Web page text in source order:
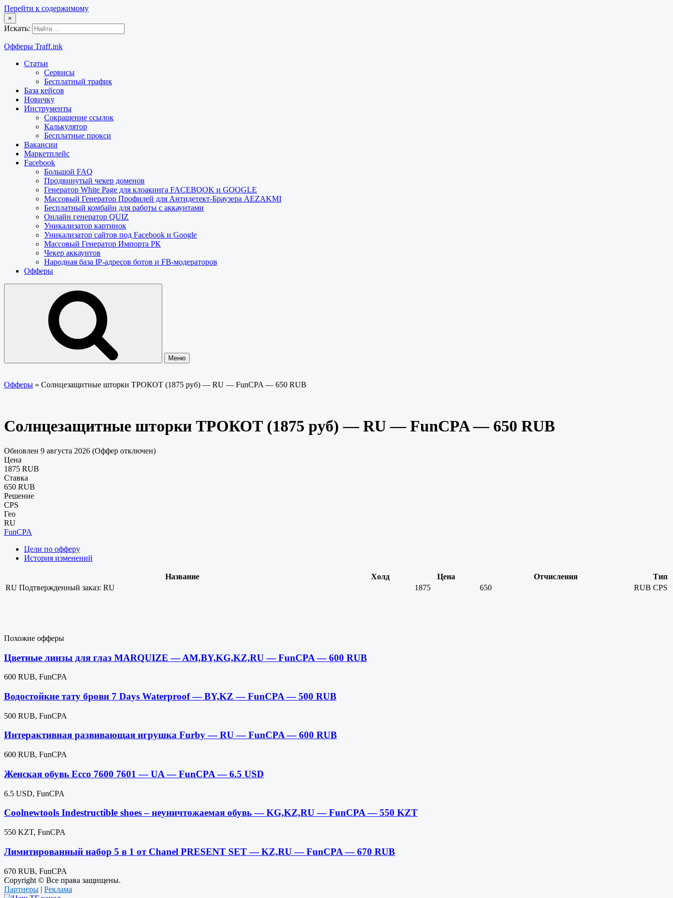
Перейти к содержимому
×
Искать:
Офферы Traff.ink
Статьи
Сервисы
Бесплатный трафик
База кейсов
Новичку
Инструменты
Сокращение ссылок
Калькулятор
Бесплатные прокси
Вакансии
Маркетплейс
Facebook
Большой FAQ
Продвинутый чекер доменов
Генератор White Page для клоакинга FACEBOOK и GOOGLE
Массовый Генератор Профилей для Антидетект-Браузера AEZAKMI
Бесплатный комбайн для работы с аккаунтами
Онлайн генератор QUIZ
Уникализатор картинок
Уникализатор сайтов под Facebook и Google
Массовый Генератор Импорта РК
Чекер аккаунтов
Народная база IP-адресов ботов и FB-модераторов
Офферы
Меню
Офферы » Солнцезащитные шторки ТРОКОТ (1875 руб) — RU — FunCPA — 650 RUB
Солнцезащитные шторки ТРОКОТ (1875 руб) — RU — FunCPA — 650 RUB
Обновлен 9 августа 2026 (Оффер отключен)
Цена
1875 RUB
Ставка
650 RUB
Решение
CPS
Гео
RU
FunCPA
Цели по офферу
История изменений
Название Холд Цена Отчисления
Тип
RU Подтвержденный заказ: RU 1875 650 RUB CPS
Похожие офферы
Цветные линзы для глаз MARQUIZE — AM,BY,KG,KZ,RU — FunCPA — 600 RUB
600 RUB, FunCPA
Водостойкие тату брови 7 Days Waterproof — BY,KZ — FunCPA — 500 RUB
500 RUB, FunCPA
Интерактивная развивающая игрушка Furby — RU — FunCPA — 600 RUB
600 RUB, FunCPA
Женская обувь Ecco 7600 7601 — UA — FunCPA — 6.5 USD
6.5 USD, FunCPA
Coolnewtools Indestructible shoes – неуничтожаемая обувь — KG,KZ,RU — FunCPA — 550 KZT
550 KZT, FunCPA
Лимитированный набор 5 в 1 от Chanel PRESENT SET — KZ,RU — FunCPA — 670 RUB
670 RUB, FunCPA
Copyright © Все права защищены.
Партнеры | Реклама